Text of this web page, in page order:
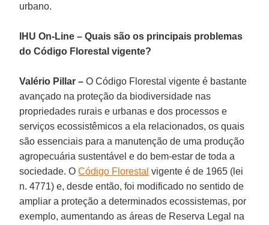
urbano.
IHU On-Line – Quais são os principais problemas
do Código Florestal vigente?
Valério Pillar –O Código Florestal vigente é bastante
avançado na proteção da biodiversidade nas
propriedades rurais e urbanas e dos processos e
serviços ecossistêmicos a ela relacionados, os quais
são essenciais para a manutenção de uma produção
agropecuária sustentável e do bem-estar de toda a
sociedade. OCódigo Florestal vigente é de 1965 (lei
n. 4771) e, desde então, foi modificado no sentido de
ampliar a proteção a determinados ecossistemas, por
exemplo, aumentando as áreas de Reserva Legal na